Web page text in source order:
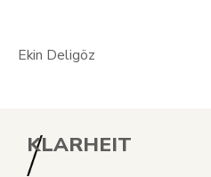
Ekin Deligöz
KLARHEIT